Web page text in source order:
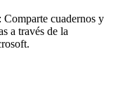
: Comparte cuadernos y
a través de la